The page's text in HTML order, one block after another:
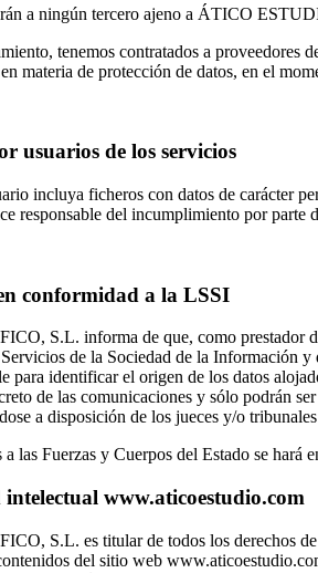
a ningún tercero ajeno a ÁTICO
tenemos contratados a
materia de protección de datos, en el
usuarios de los servicios
incluya ficheros con datos de carácter
responsable del incumplimiento por parte
conformidad a la LSSI
S.L. informa de que, como prestador
de la Sociedad de la Información
para identificar el origen de los datos
de las comunicaciones y sólo podrán
a disposición de los jueces y/o
las Fuerzas y Cuerpos del Estado se
www.aticoestudio.com
S.L. es titular de todos los derechos
del sitio web